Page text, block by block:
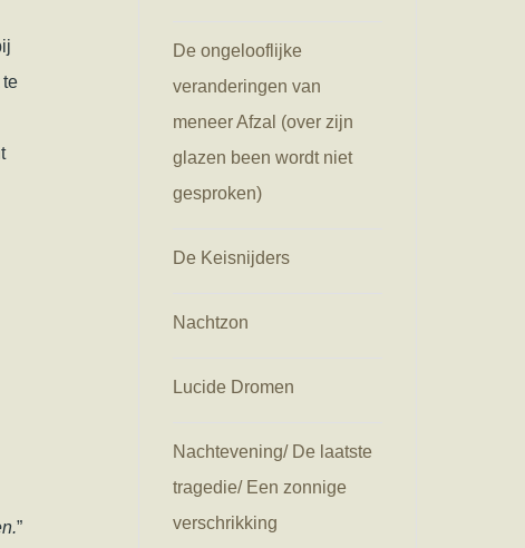
te
”
De ongelooflijke
veranderingen van
meneer Afzal (over zijn
glazen been wordt niet
gesproken)
De Keisnijders
Nachtzon
Lucide Dromen
Nachtevening/ De laatste
tragedie/ Een zonnige
verschrikking